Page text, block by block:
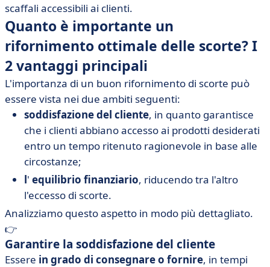
scaffali accessibili ai clienti.
Quanto è importante un
rifornimento ottimale delle scorte? I
2 vantaggi principali
L'importanza di un buon rifornimento di scorte può
essere vista nei due ambiti seguenti:
soddisfazione del cliente, in quanto garantisce
che i clienti abbiano accesso ai prodotti desiderati
entro un tempo ritenuto ragionevole in base alle
circostanze;
l' equilibrio finanziario, riducendo tra l'altro
l'eccesso di scorte.
Analizziamo questo aspetto in modo più dettagliato.
👉
Garantire la soddisfazione del cliente
Essere in grado di consegnare o fornire, in tempi